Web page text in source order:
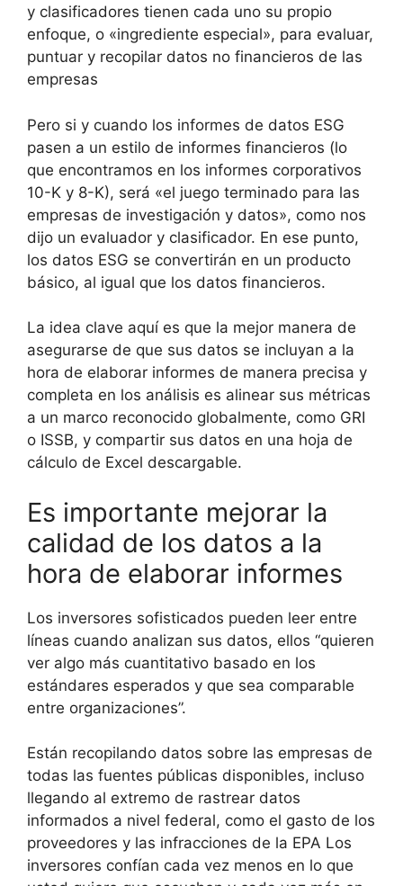
y clasificadores tienen cada uno su propio
enfoque, o «ingrediente especial», para evaluar,
puntuar y recopilar datos no financieros de las
empresas
Pero si y cuando los informes de datos ESG
pasen a un estilo de informes financieros (lo
que encontramos en los informes corporativos
10-K y 8-K), será «el juego terminado para las
empresas de investigación y datos», como nos
dijo un evaluador y clasificador. En ese punto,
los datos ESG se convertirán en un producto
básico, al igual que los datos financieros.
La idea clave aquí es que la mejor manera de
asegurarse de que sus datos se incluyan a la
hora de elaborar informes de manera precisa y
completa en los análisis es alinear sus métricas
a un marco reconocido globalmente, como GRI
o ISSB, y compartir sus datos en una hoja de
cálculo de Excel descargable.
Es importante mejorar la
calidad de los datos a la
hora de elaborar informes
Los inversores sofisticados pueden leer entre
líneas cuando analizan sus datos, ellos “quieren
ver algo más cuantitativo basado en los
estándares esperados y que sea comparable
entre organizaciones”.
Están recopilando datos sobre las empresas de
todas las fuentes públicas disponibles, incluso
llegando al extremo de rastrear datos
informados a nivel federal, como el gasto de los
proveedores y las infracciones de la EPA Los
inversores confían cada vez menos en lo que